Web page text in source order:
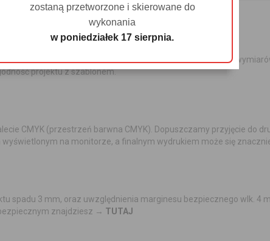
pobierz szablon produktu i przygotuj projekt ściśle wg
projektu z szablonem.
CMYK (przestrzeń barwna CMYK). Dopuszczamy przyjęcie do
na monitorze, a finalnym wydrukiem może się
spadu 3 mm, oraz uwzględnienia marginesu bezpiecznego wlk. 4
znajdziesz → TUTAJ
zostaną przetworzone i skierowane do
wykonania
w poniedziałek 17 sierpnia.